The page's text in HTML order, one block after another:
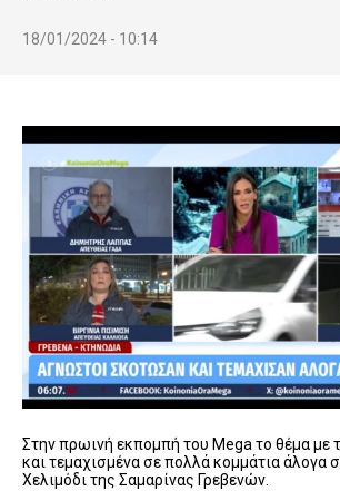
18/01/2024 - 10:14
Στην πρωινή εκπομπή του Mega το θέμα με
και τεμαχισμένα σε πολλά κομμάτια άλογα
Χελιμόδι της Σαμαρίνας Γρεβενών.